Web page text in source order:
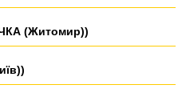
(Житомир))